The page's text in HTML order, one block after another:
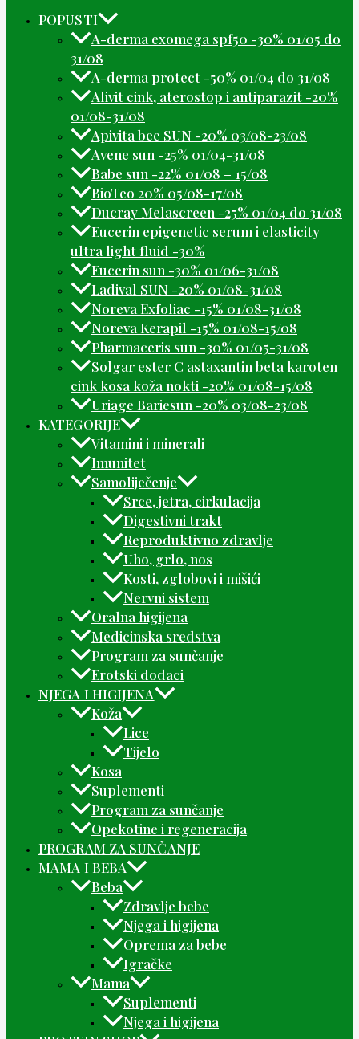
POPUSTI
A-derma exomega spf50 -30% 01/05 do
31/08
A-derma protect -50% 01/04 do 31/08
Alivit cink, aterostop i antiparazit -20%
01/08-31/08
Apivita bee SUN -20% 03/08-23/08
Avene sun -25% 01/04-31/08
Babe sun -22% 01/08 – 15/08
BioTeo 20% 05/08-17/08
Ducray Melascreen -25% 01/04 do 31/08
Eucerin epigenetic serum i elasticity
ultra light fluid -30%
Eucerin sun -30% 01/06-31/08
Ladival SUN -20% 01/08-31/08
Noreva Exfoliac -15% 01/08-31/08
Noreva Kerapil -15% 01/08-15/08
Pharmaceris sun -30% 01/05-31/08
Solgar ester C astaxantin beta karoten
cink kosa koža nokti -20% 01/08-15/08
Uriage Bariesun -20% 03/08-23/08
KATEGORIJE
Vitamini i minerali
Imunitet
Samoliječenje
Srce, jetra, cirkulacija
Digestivni trakt
Reproduktivno zdravlje
Uho, grlo, nos
Kosti, zglobovi i mišići
Nervni sistem
Oralna higijena
Medicinska sredstva
Program za sunčanje
Erotski dodaci
NJEGA I HIGIJENA
Koža
Lice
Tijelo
Kosa
Suplementi
Program za sunčanje
Opekotine i regeneracija
PROGRAM ZA SUNČANJE
MAMA I BEBA
Beba
Zdravlje bebe
Njega i higijena
Oprema za bebe
Igračke
Mama
Suplementi
Njega i higijena